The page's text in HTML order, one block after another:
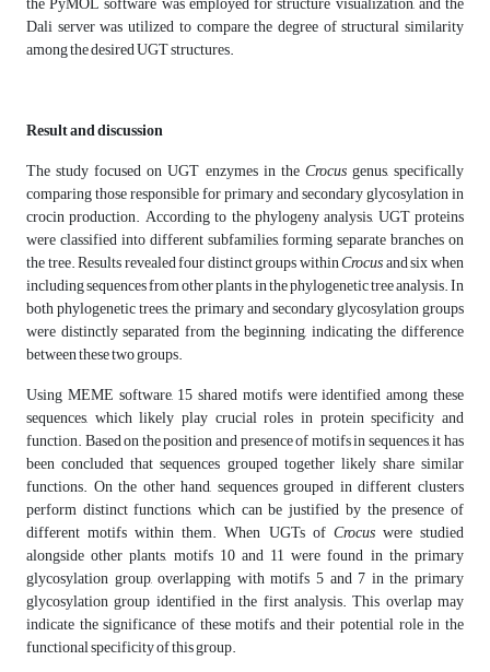
Dali server was utilized to compare the degree of structural similarity
among the desired UGT structures.
Result and discussion
The study focused on UGT enzymes in theCrocusgenus, specifically
comparing those responsible for primary and secondary glycosylation in
crocin production. According to the phylogeny analysis, UGT proteins
were classified into different subfamilies, forming separate branches on
the tree. Results revealed four distinct groups withinCrocusand six when
including sequences from other plants in the phylogenetic tree analysis. In
both phylogenetic trees, the primary and secondary glycosylation groups
were distinctly separated from the beginning, indicating the difference
between these two groups.
Using MEME software, 15 shared motifs were identified among these
sequences, which likely play crucial roles in protein specificity and
function. Based on the position and presence of motifs in sequences, it has
been concluded that sequences grouped together likely share similar
functions. On the other hand, sequences grouped in different clusters
perform distinct functions, which can be justified by the presence of
different motifs within them. When UGTs of Crocuswere studied
alongside other plants, motifs 10 and 11 were found in the primary
glycosylation group, overlapping with motifs 5 and 7 in the primary
glycosylation group identified in the first analysis. This overlap may
indicate the significance of these motifs and their potential role in the
functional specificity of this group.